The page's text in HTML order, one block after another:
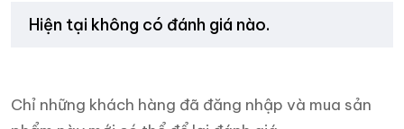
Hiện tại không có đánh giá nào.
Chỉ những khách hàng đã đăng nhập và mua sản